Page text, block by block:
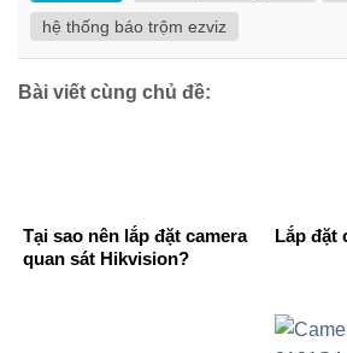
hệ thống báo trộm ezviz
Bài viết cùng chủ đề:
Tại sao nên lắp đặt camera
quan sát Hikvision?
Lắp đặt